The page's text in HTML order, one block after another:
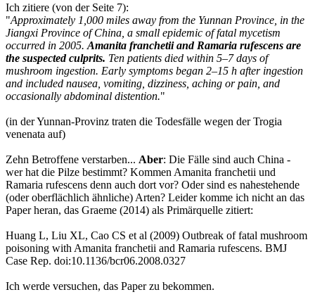
Ich zitiere (von der Seite 7):
"Approximately 1,000 miles away from the Yunnan Province, in the
Jiangxi Province of China, a small epidemic of fatal mycetism
occurred in 2005. Amanita franchetiiand Ramaria rufescens are
the suspected culprits. Ten patients died within 5–7 days of
mushroom ingestion. Early symptoms began 2–15 h after ingestion
and included nausea, vomiting, dizziness, aching or pain, and
occasionally abdominal distention."
(in der Yunnan-Provinz traten die Todesfälle wegen der Trogia
venenata auf)
Zehn Betroffene verstarben... Aber: Die Fälle sind auch China -
wer hat die Pilze bestimmt? Kommen Amanita franchetii und
Ramaria rufescens denn auch dort vor? Oder sind es nahestehende
(oder oberflächlich ähnliche) Arten? Leider komme ich nicht an das
Paper heran, das Graeme (2014) als Primärquelle zitiert:
Huang L, Liu XL, Cao CS et al (2009) Outbreak of fatal mushroom
poisoning with Amanita franchetii and Ramaria rufescens. BMJ
Case Rep. doi:10.1136/bcr06.2008.0327
Ich werde versuchen, das Paper zu bekommen.